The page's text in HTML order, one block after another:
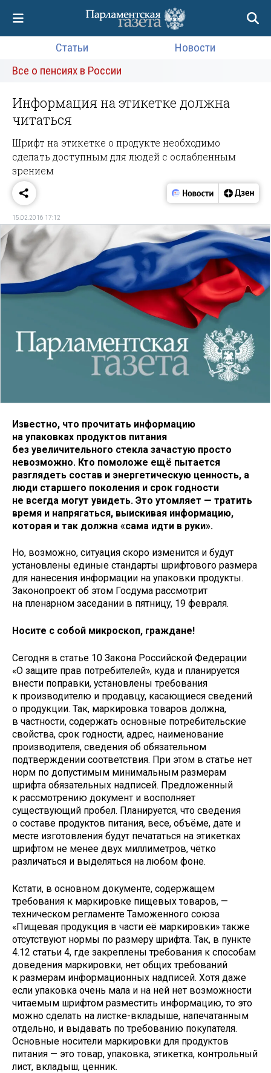
Статьи
Новости
Все о пенсиях в России
Информация на этикетке должна
читаться
Шрифт на этикетке о продукте необходимо
сделать доступным для людей с ослабленным
зрением
15.02.2016 17:12
Известно, что прочитать информацию
на упаковках продуктов питания
без увеличительного стекла зачастую просто
невозможно. Кто помоложе ещё пытается
разглядеть состав и энергетическую ценность, а
люди старшего поколения и срок годности
не всегда могут увидеть. Это утомляет — тратить
время и напрягаться, выискивая информацию,
которая и так должна «сама идти в руки».
Но, возможно, ситуация скоро изменится и будут
установлены единые стандарты шрифтового размера
для нанесения информации на упаковки продукты.
Законопроект об этом Госдума рассмотрит
на пленарном заседании в пятницу, 19 февраля.
Носите с собой микроскоп, граждане!
Сегодня в статье 10 Закона Российской Федерации
«О защите прав потребителей», куда и планируется
внести поправки, установлены требования
к производителю и продавцу, касающиеся сведений
о продукции. Так, маркировка товаров должна,
в частности, содержать основные потребительские
свойства, срок годности, адрес, наименование
производителя, сведения об обязательном
подтверждении соответствия. При этом в статье нет
норм по допустимым минимальным размерам
шрифта обязательных надписей. Предложенный
к рассмотрению документ и восполняет
существующий пробел. Планируется, что сведения
о составе продуктов питания, весе, объёме, дате и
месте изготовления будут печататься на этикетках
шрифтом не менее двух миллиметров, чётко
различаться и выделяться на любом фоне.
Кстати, в основном документе, содержащем
требования к маркировке пищевых товаров, —
техническом регламенте Таможенного союза
«Пищевая продукция в части её маркировки» также
отсутствуют нормы по размеру шрифта. Так, в пункте
4.12 статьи 4, где закреплены требования к способам
доведения маркировки, нет общих требований
к размерам информационных надписей. Хотя даже
если упаковка очень мала и на ней нет возможности
читаемым шрифтом разместить информацию, то это
можно сделать на листке-вкладыше, напечатанным
отдельно, и выдавать по требованию покупателя.
Основные носители маркировки для продуктов
питания — это товар, упаковка, этикетка, контрольный
лист, вкладыш, ценник.